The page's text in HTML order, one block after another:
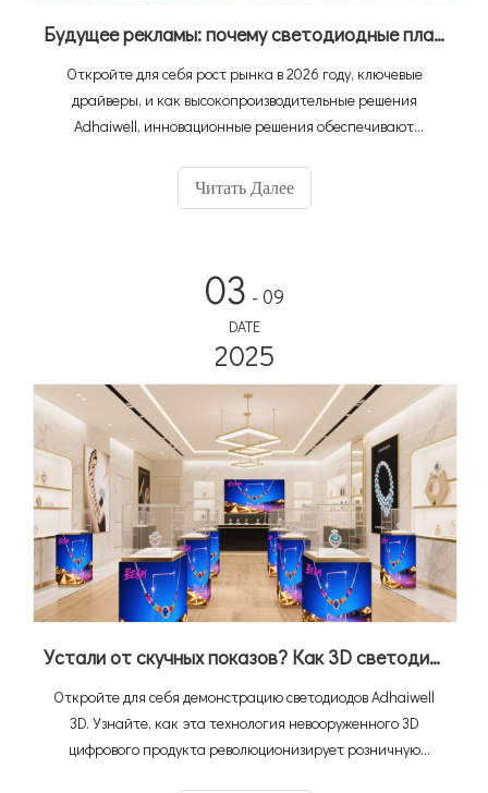
Будущее рекламы: почему светодиодные плакаты - это ваша следующая большая рентабельность инвестиций？
Откройте для себя рост рынка в 2026 году, ключевые
драйверы, и как высокопроизводительные решения
Adhaiwell, инновационные решения обеспечивают
рекламодателей, прокат мероприятий и медиа-команд.
Читать Далее
03 - 09
DATE
2025
Устали от скучных показов? Как 3D светодиодный дисплей выделяет ваши продукты
Откройте для себя демонстрацию светодиодов Adhaiwell
3D. Узнайте, как эта технология невооруженного 3D
цифрового продукта революционизирует розничную